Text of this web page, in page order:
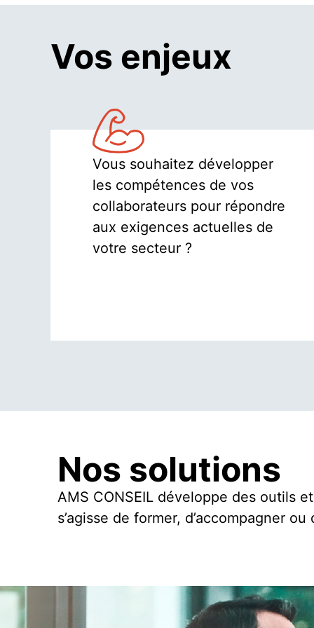
Vos enjeux
Vous souhaitez développer
les compétences de vos
collaborateurs pour répondre
aux exigences actuelles de
votre secteur ?
Nos solutions
AMS CONSEIL développe des outils
s’agisse de former, d’accompagner